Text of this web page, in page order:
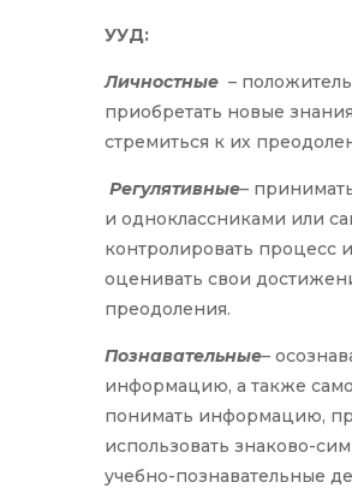
УУД:
Личностные –
приобретать новые
стремиться к их
Регулятивные–
и одноклассниками или
контролировать процесс
оценивать свои
преодоления.
Познавательные–
информацию, а также
понимать информацию,
использовать знаково-
учебно-познавательные